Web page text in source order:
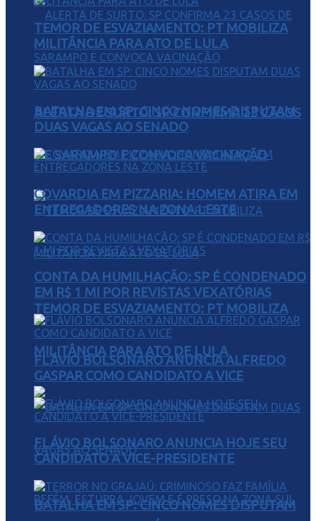
ALERTA DE SURTO: SP CONFIRMA 23 CASOS
DE SARAMPO E CONVOCA VACINAÇÃO
TEMOR DE ESVAZIAMENTO: PT MOBILIZA
MILITÂNCIA PARA ATO DE LULA
BATALHA EM SP: CINCO NOMES DISPUTAM
TEMOR DE ESVAZIAMENTO: PT MOBILIZA
MILITÂNCIA PARA ATO DE LULA
BATALHA EM SP: CINCO NOMES DISPUTAM
DUAS VAGAS AO SENADO
COVARDIA EM PIZZARIA: HOMEM ATIRA EM
ENTREGADORES NA ZONA LESTE
CONTA DA HUMILHAÇÃO: SP É CONDENADO
EM R$ 1 MI POR REVISTAS VEXATÓRIAS
FLÁVIO BOLSONARO ANUNCIA ALFREDO
GASPAR COMO CANDIDATO A VICE
FLÁVIO BOLSONARO ANUNCIA HOJE SEU
CANDIDATO A VICE-PRESIDENTE